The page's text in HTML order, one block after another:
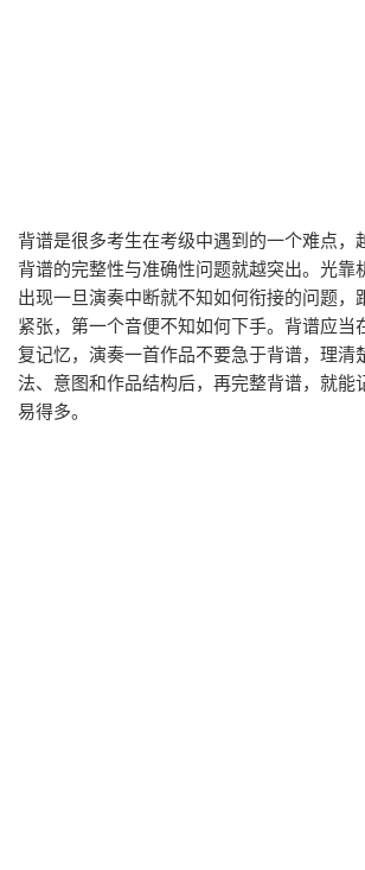
背谱是很多考生在考级中遇到的一个难点，
背谱的完整性与准确性问题就越突出。光靠
出现一旦演奏中断就不知如何衔接的问题，
紧张，第一个音便不知如何下手。背谱应当
复记忆，演奏一首作品不要急于背谱，理清
法、意图和作品结构后，再完整背谱，就能
易得多。